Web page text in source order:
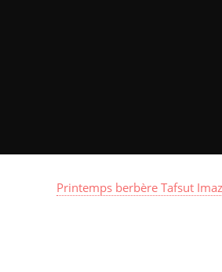
Printemps berbère